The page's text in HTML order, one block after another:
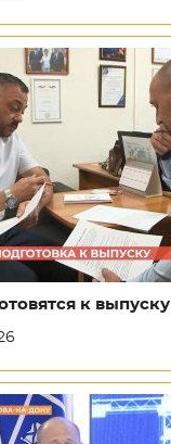
к выпуску